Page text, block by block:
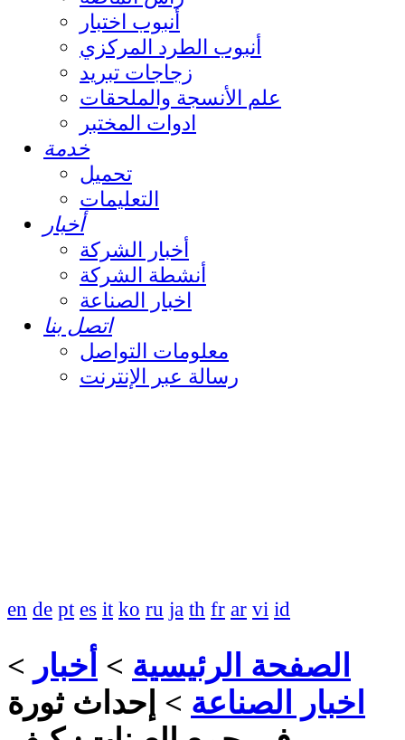
أنبوب اختبار
أنبوب الطرد المركزي
زجاجات تبريد
علم الأنسجة والملحقات
ادوات المختبر
خدمة
تحميل
التعليمات
أخبار
أخبار الشركة
أنشطة الشركة
اخبار الصناعة
اتصل بنا
معلومات التواصل
رسالة عبر الإنترنت
en de pt es it ko ru ja th fr ar vi id
الصفحة الرئيسية > أخبار >
اخبار الصناعة > إحداث ثورة